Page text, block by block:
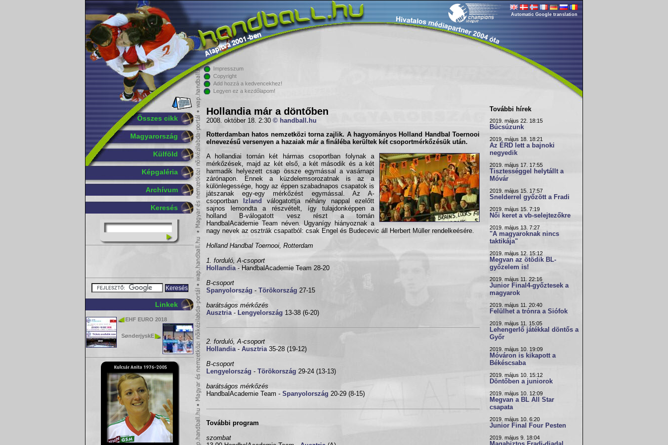
Összes cikk
Magyarország
Külföld
Képgaléria
Archívum
Keresés
Linkek
EHF EURO 2018
SønderjyskE
Automatic Google translation
Impresszum
Copyright
Add hozzá a kedvencekhez!
Legyen ez a kezdőlapom!
Hollandia már a döntőben
2008. október 18. 2:30 © handball.hu
Rotterdamban hatos nemzetközi torna zajlik. A hagyományos Holland Handbal Toernooi
elnevezésű versenyen a hazaiak már a fináléba kerültek két csoportmérkőzésük után.
A hollandiai tornán két hármas csoportban folynak a
mérkőzések, majd az két első, a két második és a két
harmadik helyezett csap össze egymással a vasárnapi
zárónapon. Ennek a küzdelemsorozatnak is az a
különlegessége, hogy az éppen szabadnapos csapatok is
játszanak egy-egy mérkőzést egymással. Az A-
csoportban
Izland
válogatottja néhány nappal ezelőtt
sajnos lemondta a részvételt, így tulajdonképpen a
holland B-válogatott vesz részt a tornán
HandbalAcademie Team néven. Ugyanígy hiányoznak a
nagy nevek az osztrák csapatból: csak Engel és Budecevic áll Herbert Müller rendelkeésére.
Holland Handbal Toernooi, Rotterdam
1. forduló, A-csoport
Hollandia- HandbalAcademie Team 28-20
B-csoport
Spanyolország - Törökország 27-15
barátságos mérkőzés
Ausztria - Lengyelország 13-38 (6-20)
2. forduló, A-csoport
Hollandia- Ausztria35-28 (19-12)
B-csoport
Lengyelország - Törökország 29-24 (13-13)
barátságos mérkőzés
HandbalAcademie Team - Spanyolország 20-29 (8-15)
További program
szombat
További hírek
2019. május 22. 18:15
Búcsúzunk
2019. május 18. 18:21
Az ÉRD lett a bajnoki
negyedik
2019. május 17. 17:55
Tisztességgel helytállt a
Móvár
2019. május 15. 17:57
Snelderrel győzött a Fradi
2019. május 15. 7:19
Női keret a vb-selejtezőkre
2019. május 13. 7:27
"A magyaroknak nincs
taktikája"
2019. május 12. 15:12
Megvan az ötödik BL-
győzelem is!
2019. május 11. 22:16
Junior Final4-győztesek a
magyarok
2019. május 11. 20:40
Felülhet a trónra a Siófok
2019. május 11. 15:05
Lehengerlő játékkal döntős a
Győr
2019. május 10. 19:09
Móváron is kikapott a
Békéscsaba
2019. május 10. 15:12
Döntőben a juniorok
2019. május 10. 12:09
Megvan a BL All Star
csapata
2019. május 10. 6:20
Junior Final Four Pesten
2019. május 9. 18:04